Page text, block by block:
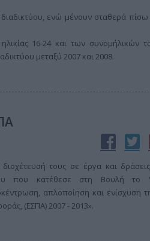
ενώ μένουν σταθερά
16-24 και των συνομήλικών
μεταξύ 2007 και 2008.
τους σε έργα και
που κατέθεσε στη Βουλή το
απλοποίηση και ενίσχυση
(ΕΣΠΑ) 2007 - 2013».